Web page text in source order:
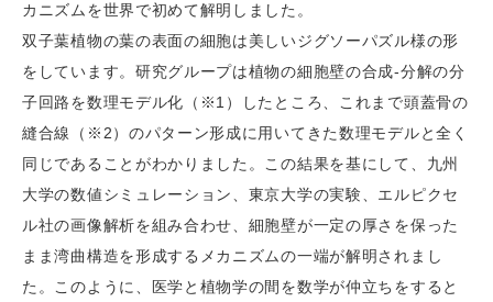
カニズムを世界で初めて解明しました。
双子葉植物の葉の表面の細胞は美しいジグソーパズル様の形
をしています。研究グループは植物の細胞壁の合成-分解の分
子回路を数理モデル化（※1）したところ、これまで頭蓋骨の
縫合線（※2）のパターン形成に用いてきた数理モデルと全く
同じであることがわかりました。この結果を基にして、九州
大学の数値シミュレーション、東京大学の実験、エルピクセ
ル社の画像解析を組み合わせ、細胞壁が一定の厚さを保った
まま湾曲構造を形成するメカニズムの一端が解明されまし
た。このように、医学と植物学の間を数学が仲立ちをすると